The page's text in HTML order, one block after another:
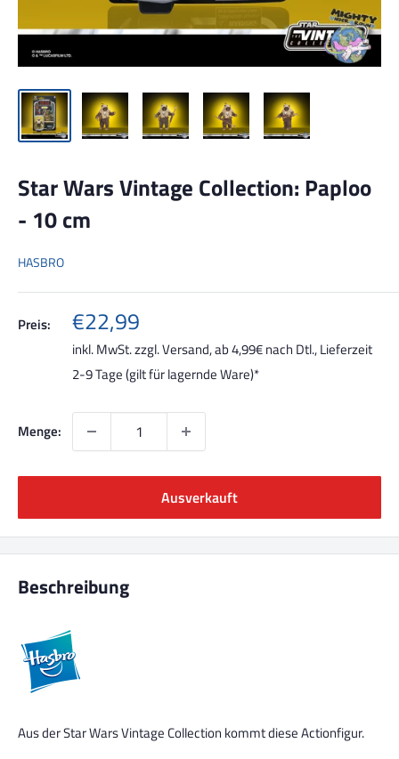
Star Wars Vintage Collection: Paploo
- 10 cm
HASBRO
Preis: Sonderpreis
€22,99
inkl. MwSt. zzgl.Versand, ab 4,99€ nach Dtl., Lieferzeit
2-9 Tage (gilt für lagernde Ware)*
Menge:
Ausverkauft
Beschreibung
Aus der Star Wars Vintage Collection kommt diese Actionfigur.